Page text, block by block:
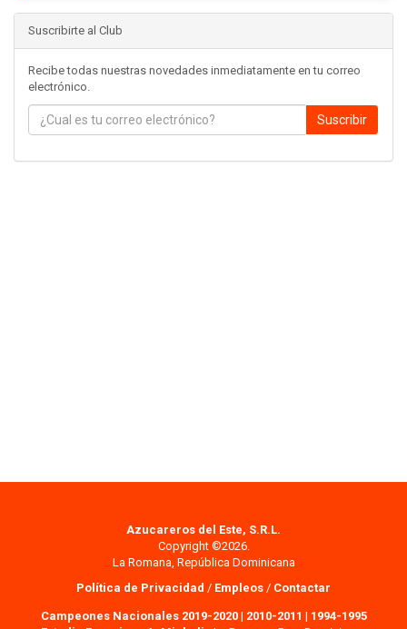
Suscribirte al Club
Recibe todas nuestras novedades inmediatamente en tu correo
electrónico.
Suscribir
Azucareros del Este, S.R.L.
Copyright ©2026.
La Romana, República Dominicana
Política de Privacidad / Empleos / Contactar
Campeones Nacionales 2019-2020| 2010-2011 | 1994-1995